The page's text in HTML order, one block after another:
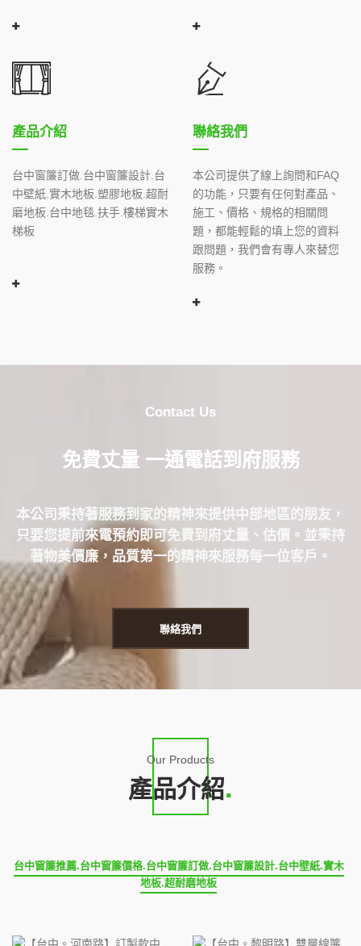
產品介紹
台中窗簾訂做.台中窗簾設計.台
中壁紙.實木地板.塑膠地板.超耐
磨地板.台中地毯.扶手.樓梯實木
梯板
聯絡我們
本公司提供了線上詢問和FAQ
的功能，只要有任何對產品、
施工、價格、規格的相關問
題，都能輕鬆的填上您的資料
跟問題，我們會有專人來替您
服務。
Contact Us
免費丈量 一通電話到府服務
本公司秉持著服務到家的精神來提供中部地區的朋友，
只要您提前來電預約即可免費到府丈量、估價。並秉持
著物美價廉，品質第一的精神來服務每一位客戶。
聯絡我們
Our Products
產品介紹
台中窗簾推薦.台中窗簾價格.台中窗簾訂做.台中窗簾設計.台中壁紙.實木
地板.超耐磨地板